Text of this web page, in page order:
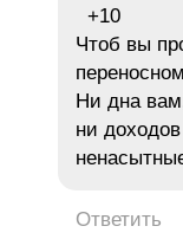
+10
Чтоб вы
Ни дна
ни
Ответить